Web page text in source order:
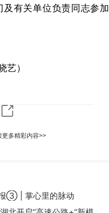
有关单位负责同志参加
艺）
更多精彩内容>>
③ | 掌心里的脉动